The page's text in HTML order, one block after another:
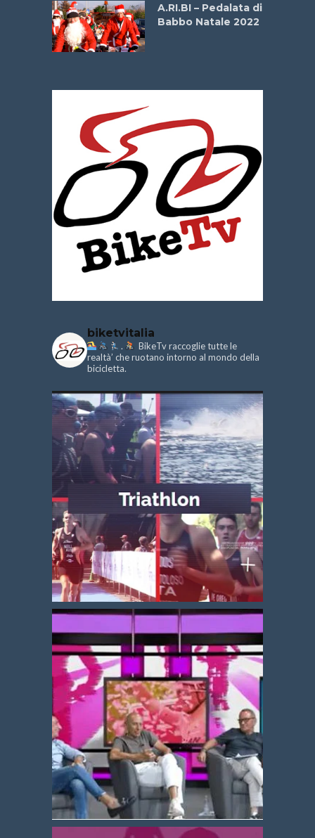
A.RI.BI – Pedalata di
Babbo Natale 2022
biketvitalia
.
BikeTv raccoglie tutte le
realtà’ che ruotano intorno al mondo della
bicicletta.